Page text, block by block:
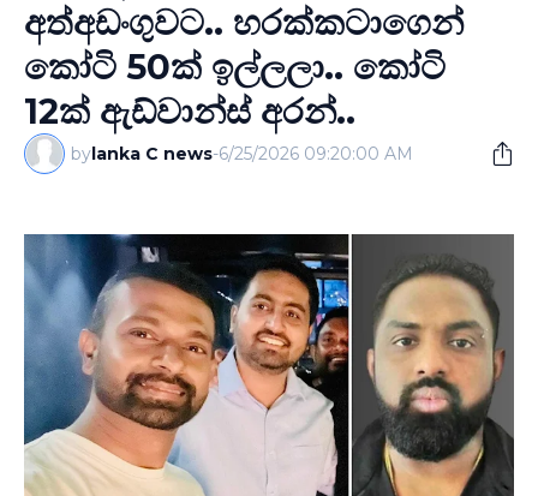
අත්අඩංගුවට.. හරක්කටාගෙන්
කෝටි 50ක් ඉල්ලලා.. කෝටි
12ක් ඇඩ්වාන්ස් අරන්..
bylanka C news-6/25/2026 09:20:00 AM